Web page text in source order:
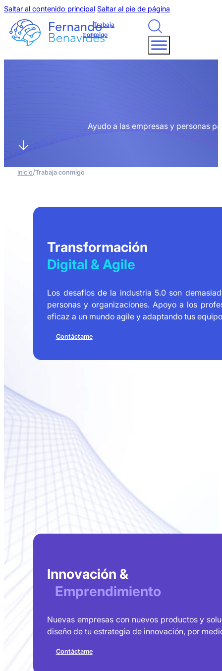
Saltar al contenido principal Saltar al pie de página
Trabaja
conmigo
Ayudo a las empresas y personas
Inicio/Trabaja conmigo
Transformación
Digital & Agile
Los desafíos de la industria 5.0 son
personas y organizaciones. Apoyo a los
eficaz a un mundo agile y adaptando tus
Contáctame
Innovación &
Emprendimiento
Nuevas empresas con nuevos productos y
diseño de tu estrategia de innovación, por
Contáctame